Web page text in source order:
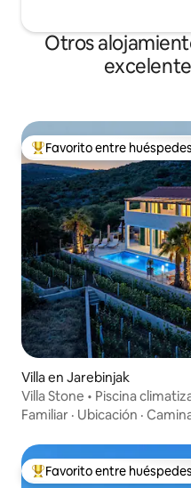
Otros
Favorito entre huéspedes
Favorito entre huéspedes
Villa en Jarebinjak
Villa Stone • Piscina
Familiar · Ubicación ·
Favorito entre huéspedes
Favorito entre huéspedes